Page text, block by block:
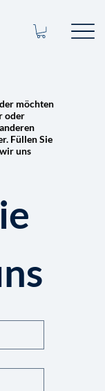
möchten
oder
Füllen Sie
uns